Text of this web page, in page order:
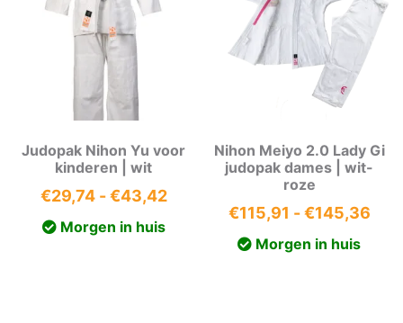
Judopak Nihon Yu voor
kinderen | wit
€29,74 -€43,42Prijsklasse:
Morgen in huis
Nihon Meiyo 2.0 Lady Gi
judopak dames | wit-
roze
€115,91 - €145,36
Morgen in huis